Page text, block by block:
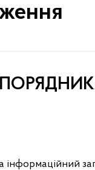
інформаційний